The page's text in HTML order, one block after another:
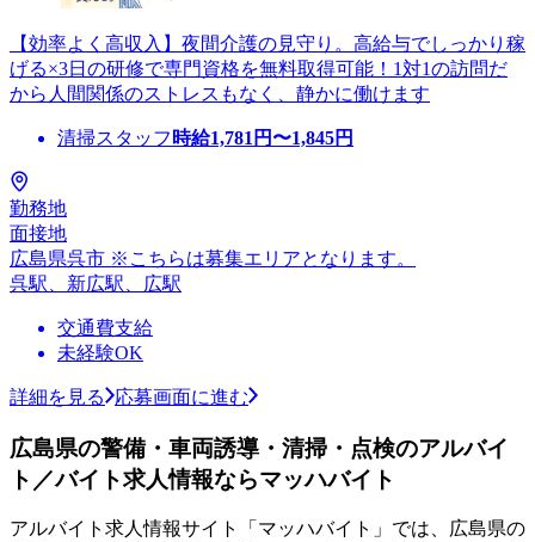
【効率よく高収入】夜間介護の見守り。高給与でしっかり稼
げる×3日の研修で専門資格を無料取得可能！1対1の訪問だ
から人間関係のストレスもなく、静かに働けます
清掃スタッフ 時給1,781 円〜1,845円
勤務地
面接地
広島県呉市 ※こちらは募集エリアとなります。
呉駅、新広駅、広駅
交通費支給
未経験OK
詳細を見る 応募画面に進む
広島県の警備・車両誘導・清掃・点検のアルバイ
ト／バイト求人情報ならマッハバイト
アルバイト求人情報サイト「マッハバイト」では、広島県の